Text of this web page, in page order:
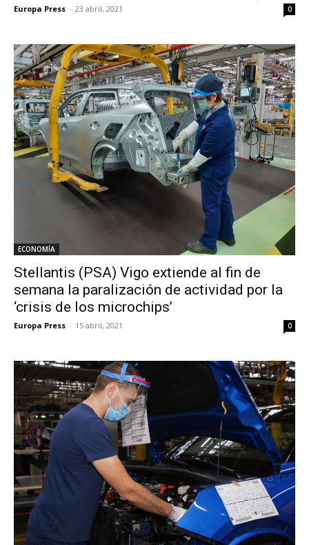
Europa Press - 23 abril, 2021 0
ECONOMÍA
Stellantis (PSA) Vigo extiende al fin de
semana la paralización de actividad por la
‘crisis de los microchips’
Europa Press - 15 abril, 2021 0